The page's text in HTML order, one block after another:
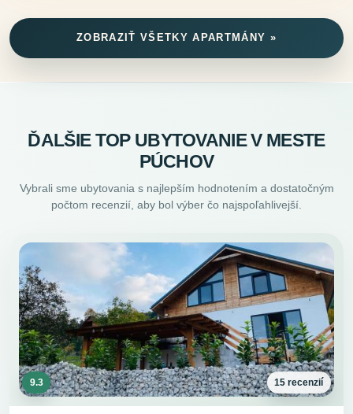
ZOBRAZIŤ VŠETKY APARTMÁNY »
ĎALŠIE TOP UBYTOVANIE V MESTE
PÚCHOV
Vybrali sme ubytovania s najlepším hodnotením a dostatočným
počtom recenzií, aby bol výber čo najspoľahlivejší.
9.3 15 recenzií